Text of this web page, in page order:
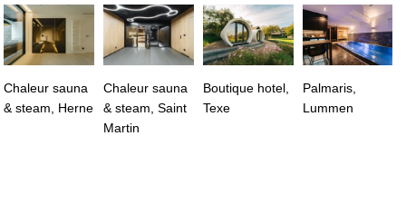
Chaleur sauna
& steam, Herne
Chaleur sauna
& steam, Saint
Martin
Boutique hotel,
Texe
Palmaris,
Lummen